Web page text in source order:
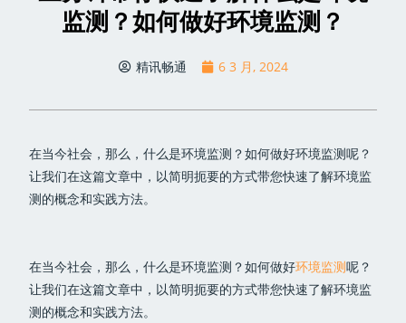
监测？如何做好环境监测？
精讯畅通 6 3 月, 2024
在当今社会，那么，什么是环境监测？如何做好环境监测呢？
让我们在这篇文章中，以简明扼要的方式带您快速了解环境监
测的概念和实践方法。
在当今社会，那么，什么是环境监测？如何做好环境监测呢？
让我们在这篇文章中，以简明扼要的方式带您快速了解环境监
测的概念和实践方法。